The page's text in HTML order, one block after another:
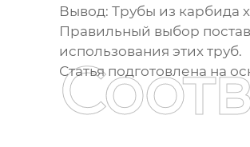
Вывод: Трубы из карбида
Правильный выбор
использования этих труб.
Статья подготовлена на